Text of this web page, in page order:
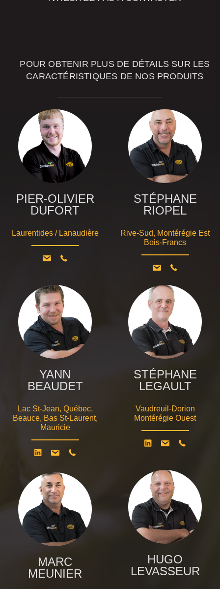
POUR OBTENIR PLUS DE DÉTAILS SUR LES
CARACTÉRISTIQUES DE NOS PRODUITS
PIER-OLIVIER
DUFORT
Laurentides / Lanaudière
STÉPHANE
RIOPEL
Rive-Sud, Montérégie Est
Bois-Francs
YANN
BEAUDET
Lac St-Jean, Québec,
Beauce, Bas St-Laurent,
Mauricie
STÉPHANE
LEGAULT
Vaudreuil-Dorion
Montérégie Ouest
MARC
MEUNIER
HUGO
LEVASSEUR